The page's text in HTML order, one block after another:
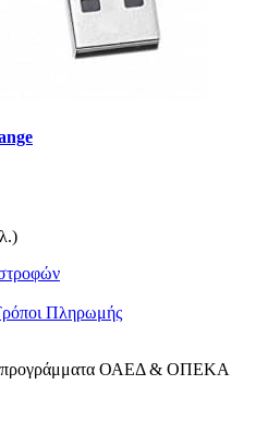
Πληρωμής
προγράμματα ΟΑΕΔ & ΟΠΕΚΑ